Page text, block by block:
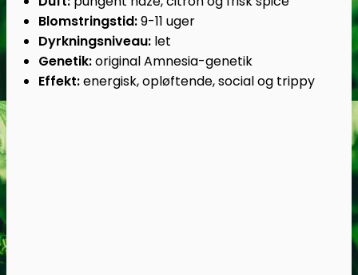
Blomstringstid:9-11 uger
Dyrkningsniveau: let
Genetik:original Amnesia-genetik
Effekt:energisk, opløftende, social og trippy